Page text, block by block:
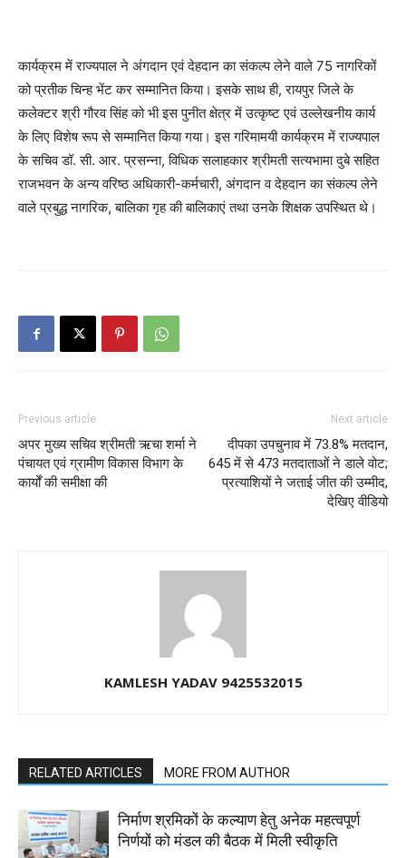
कार्यक्रम में राज्यपाल ने अंगदान एवं देहदान का संकल्प लेने वाले 75 नागरिकों
को प्रतीक चिन्ह भेंट कर सम्मानित किया। इसके साथ ही, रायपुर जिले के
कलेक्टर श्री गौरव सिंह को भी इस पुनीत क्षेत्र में उत्कृष्ट एवं उल्लेखनीय कार्य
के लिए विशेष रूप से सम्मानित किया गया। इस गरिमामयी कार्यक्रम में राज्यपाल
के सचिव डॉ. सी. आर. प्रसन्ना, विधिक सलाहकार श्रीमती सत्यभामा दुबे सहित
राजभवन के अन्य वरिष्ठ अधिकारी-कर्मचारी, अंगदान व देहदान का संकल्प लेने
वाले प्रबुद्ध नागरिक, बालिका गृह की बालिकाएं तथा उनके शिक्षक उपस्थित थे।
Previous article
अपर मुख्य सचिव श्रीमती ऋचा शर्मा ने
पंचायत एवं ग्रामीण विकास विभाग के
कार्यों की समीक्षा की
Next article
दीपका उपचुनाव में 73.8% मतदान,
645 में से 473 मतदाताओं ने डाले वोट;
प्रत्याशियों ने जताई जीत की उम्मीद,
देखिए वीडियो
KAMLESH YADAV 9425532015
RELATED ARTICLES MORE FROM AUTHOR
निर्माण श्रमिकों के कल्याण हेतु अनेक महत्वपूर्ण
निर्णयों को मंडल की बैठक में मिली स्वीकृति